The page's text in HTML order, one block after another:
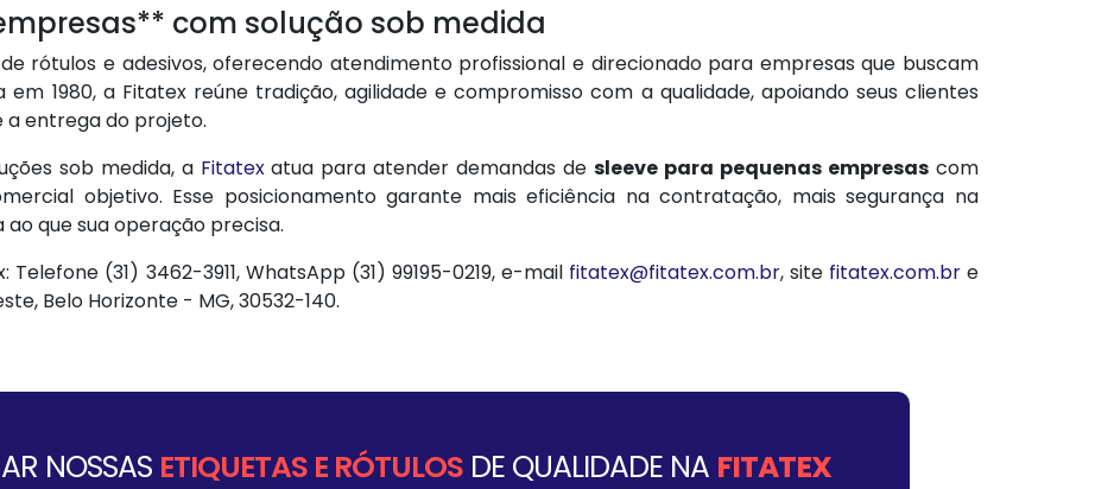
com solução sob medida
rótulos e adesivos, oferecendo atendimento profissional e direcionado para empresas que buscam
em 1980, a Fitatex reúne tradição, agilidade e compromisso com a qualidade, apoiando seus clientes
a entrega do projeto.
sob medida, a Fitatexatua para atender demandas desleeve para pequenas empresas com
objetivo. Esse posicionamento garante mais eficiência na contratação, mais segurança na
que sua operação precisa.
(31) 3462-3911, WhatsApp (31) 99195-0219, e-mail fitatex@fitatex.com.br, site fitatex.com.bre
Belo Horizonte - MG, 30532-140.
NOSSAS ETIQUETAS E RÓTULOSDE QUALIDADE NA FITATEX